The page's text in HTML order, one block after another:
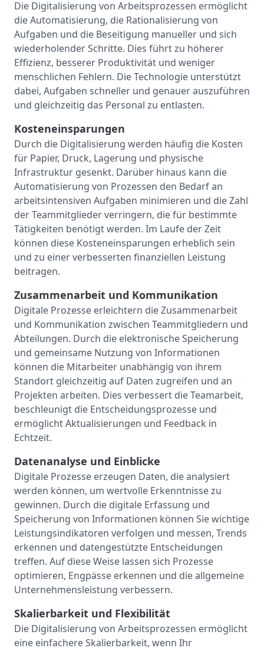
Die Digitalisierung von Arbeitsprozessen ermöglicht
die Automatisierung, die Rationalisierung von
Aufgaben und die Beseitigung manueller und sich
wiederholender Schritte. Dies führt zu höherer
Effizienz, besserer Produktivität und weniger
menschlichen Fehlern. Die Technologie unterstützt
dabei, Aufgaben schneller und genauer auszuführen
und gleichzeitig das Personal zu entlasten.
Kosteneinsparungen
Durch die Digitalisierung werden häufig die Kosten
für Papier, Druck, Lagerung und physische
Infrastruktur gesenkt. Darüber hinaus kann die
Automatisierung von Prozessen den Bedarf an
arbeitsintensiven Aufgaben minimieren und die Zahl
der Teammitglieder verringern, die für bestimmte
Tätigkeiten benötigt werden. Im Laufe der Zeit
können diese Kosteneinsparungen erheblich sein
und zu einer verbesserten finanziellen Leistung
beitragen.
Zusammenarbeit und Kommunikation
Digitale Prozesse erleichtern die Zusammenarbeit
und Kommunikation zwischen Teammitgliedern und
Abteilungen. Durch die elektronische Speicherung
und gemeinsame Nutzung von Informationen
können die Mitarbeiter unabhängig von ihrem
Standort gleichzeitig auf Daten zugreifen und an
Projekten arbeiten. Dies verbessert die Teamarbeit,
beschleunigt die Entscheidungsprozesse und
ermöglicht Aktualisierungen und Feedback in
Echtzeit.
Datenanalyse und Einblicke
Digitale Prozesse erzeugen Daten, die analysiert
werden können, um wertvolle Erkenntnisse zu
gewinnen. Durch die digitale Erfassung und
Speicherung von Informationen können Sie wichtige
Leistungsindikatoren verfolgen und messen, Trends
erkennen und datengestützte Entscheidungen
treffen. Auf diese Weise lassen sich Prozesse
optimieren, Engpässe erkennen und die allgemeine
Unternehmensleistung verbessern.
Skalierbarkeit und Flexibilität
Die Digitalisierung von Arbeitsprozessen ermöglicht
eine einfachere Skalierbarkeit, wenn Ihr